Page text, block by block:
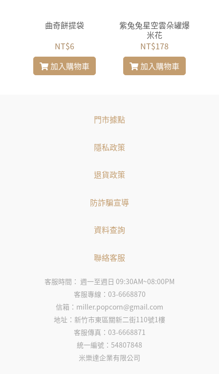
曲奇餅提袋
NT$6
加入購物車
紫兔兔星空雲朵罐爆
米花
NT$178
加入購物車
門市據點
隱私政策
退貨政策
防詐騙宣導
資料查詢
聯絡客服
客服時間： 週一至週日 09:30AM~08:00PM
客服專線：03-6668870
信箱：miller.popcorn@gmail.com
地址：新竹市東區關新二街110號1樓
客服傳真：03-6668871
統一編號：54807848
米樂達企業有限公司